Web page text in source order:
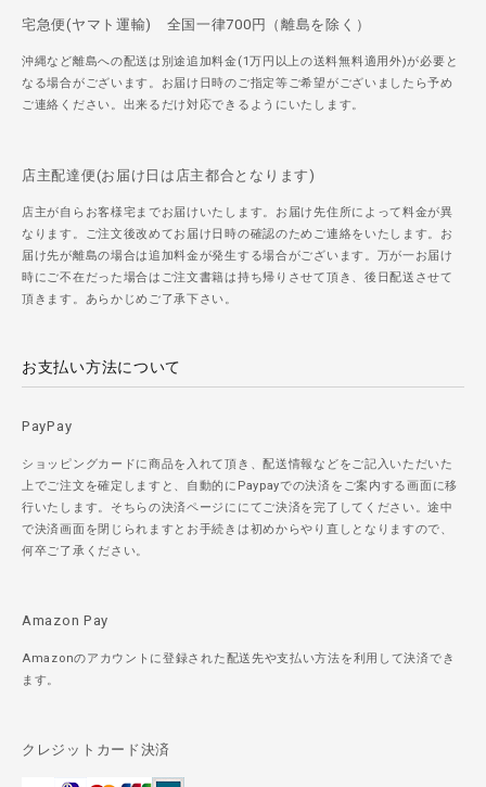
宅急便(ヤマト運輸) 全国一律700円（離島を除く）
沖縄など離島への配送は別途追加料金(1万円以上の送料無料適用外)が必要と
なる場合がございます。お届け日時のご指定等ご希望がございましたら予め
ご連絡ください。出来るだけ対応できるようにいたします。
店主配達便(お届け日は店主都合となります)
店主が自らお客様宅までお届けいたします。お届け先住所によって料金が異
なります。ご注文後改めてお届け日時の確認のためご連絡をいたします。お
届け先が離島の場合は追加料金が発生する場合がございます。万が一お届け
時にご不在だった場合はご注文書籍は持ち帰りさせて頂き、後日配送させて
頂きます。あらかじめご了承下さい。
お支払い方法について
PayPay
ショッピングカードに商品を入れて頂き、配送情報などをご記入いただいた
上でご注文を確定しますと、自動的にPaypayでの決済をご案内する画面に移
行いたします。そちらの決済ページににてご決済を完了してください。途中
で決済画面を閉じられますとお手続きは初めからやり直しとなりますので、
何卒ご了承ください。
Amazon Pay
Amazonのアカウントに登録された配送先や支払い方法を利用して決済でき
ます。
クレジットカード決済